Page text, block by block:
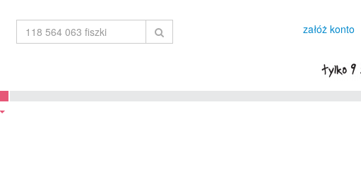
załóż konto